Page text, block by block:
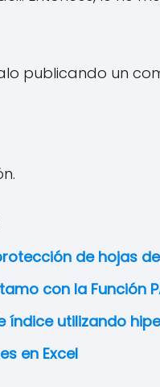
publicando un
de hojas
con la Función
índice utilizando
en Excel